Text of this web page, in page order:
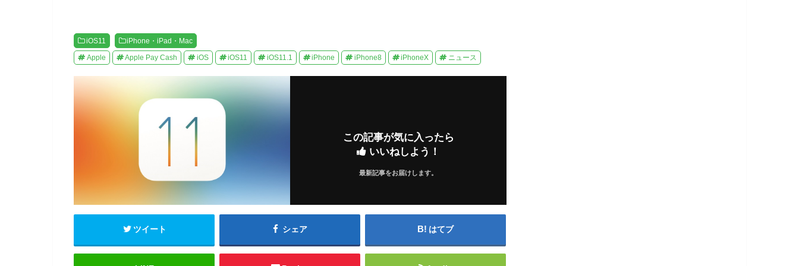
開
き
ま
す
)
iOS11 iPhone・iPad・Mac
Apple Apple Pay Cash iOS iOS11 iOS11.1 iPhone iPhone8 iPhoneX ニュース
この記事が気に入ったら
いいねしよう！
最新記事をお届けします。
ツイート シェア はてブ